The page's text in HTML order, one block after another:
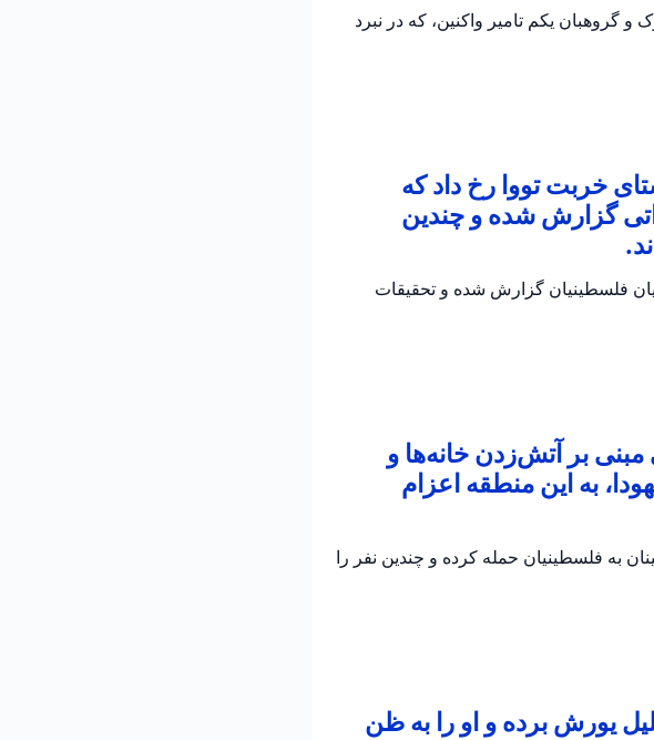
یکم تامیر واکنین، که در نبرد
خربت تووا رخ داد که
گزارش شده و چندین
فلسطینیان گزارش شده و تحقیقات
بر آتش‌زدن خانه‌ها و
به این منطقه اعزام
به فلسطینیان حمله کرده و چندین نفر را
یورش برده و او را به ظن